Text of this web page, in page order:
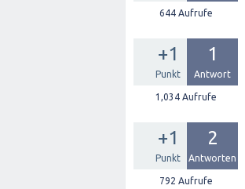
644Aufrufe
+1
Punkt
1
Antwort
1,034Aufrufe
+1
Punkt
2
Antworten
792 Aufrufe